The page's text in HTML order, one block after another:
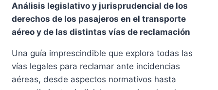
original
era:
actual
es:
Análisis legislativo y jurisprudencial de los
derechos de los pasajeros en el transporte
aéreo y de las distintas vías de reclamación
Una guía imprescindible que explora todas las
vías legales para reclamar ante incidencias
aéreas, desde aspectos normativos hasta